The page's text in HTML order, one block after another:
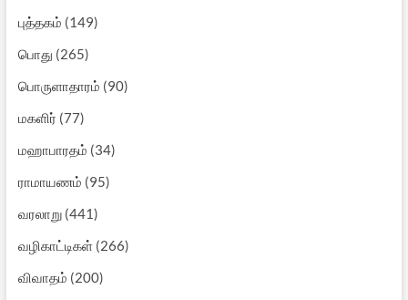
புத்தகம் (149)
பொது (265)
பொருளாதாரம் (90)
மகளிர் (77)
மஹாபாரதம் (34)
ராமாயணம் (95)
வரலாறு(441)
வழிகாட்டிகள்(266)
விவாதம் (200)